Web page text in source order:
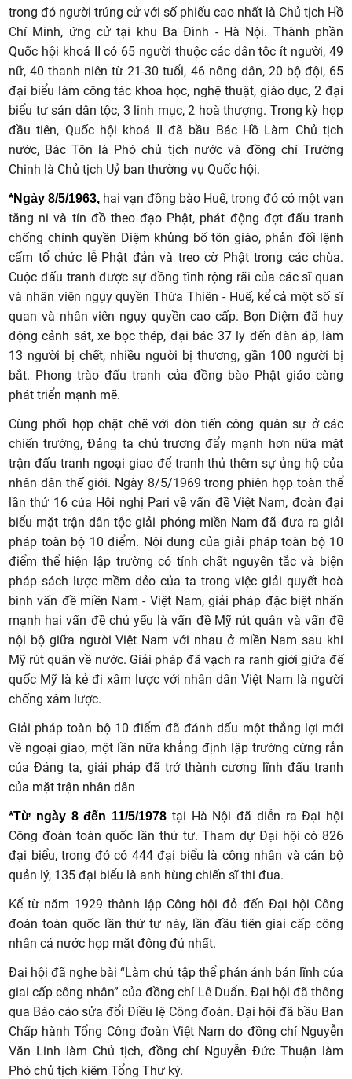
trong đó người trúng cử với số phiếu cao nhất là Chủ tịch Hồ
Chí Minh, ứng cử tại khu Ba Đình - Hà Nội. Thành phần
Quốc hội khoá II có 65 người thuộc các dân tộc ít người, 49
nữ, 40 thanh niên từ 21-30 tuổi, 46 nông dân, 20 bộ đội, 65
đại biểu làm công tác khoa học, nghệ thuật, giáo dục, 2 đại
biểu tư sản dân tộc, 3 linh mục, 2 hoà thượng. Trong kỳ họp
đầu tiên, Quốc hội khoá II đã bầu Bác Hồ Làm Chủ tịch
nước, Bác Tôn là Phó chủ tịch nước và đồng chí Trường
Chinh là Chủ tịch Uỷ ban thường vụ Quốc hội.
*Ngày 8/5/1963, hai vạn đồng bào Huế, trong đó có một vạn
tăng ni và tín đồ theo đạo Phật, phát động đợt đấu tranh
chống chính quyền Diệm khủng bố tôn giáo, phản đối lệnh
cấm tổ chức lễ Phật đản và treo cờ Phật trong các chùa.
Cuộc đấu tranh được sự đồng tình rộng rãi của các sĩ quan
và nhân viên ngụy quyền Thừa Thiên - Huế, kể cả một số sĩ
quan và nhân viên ngụy quyền cao cấp. Bọn Diệm đã huy
động cảnh sát, xe bọc thép, đại bác 37 ly đến đàn áp, làm
13 người bị chết, nhiều người bị thương, gần 100 người bị
bắt. Phong trào đấu tranh của đồng bào Phật giáo càng
phát triển mạnh mẽ.
Cùng phối hợp chặt chẽ với đòn tiến công quân sự ở các
chiến trường, Đảng ta chủ trương đẩy mạnh hơn nữa mặt
trận đấu tranh ngoại giao để tranh thủ thêm sự ủng hộ của
nhân dân thế giới. Ngày 8/5/1969 trong phiên họp toàn thể
lần thứ 16 của Hội nghị Pari về vấn đề Việt Nam, đoàn đại
biểu mặt trận dân tộc giải phóng miền Nam đã đưa ra giải
pháp toàn bộ 10 điểm. Nội dung của giải pháp toàn bộ 10
điểm thể hiện lập trường có tính chất nguyên tắc và biện
pháp sách lược mềm dẻo của ta trong việc giải quyết hoà
bình vấn đề miền Nam - Việt Nam, giải pháp đặc biệt nhấn
mạnh hai vấn đề chủ yếu là vấn đề Mỹ rút quân và vấn đề
nội bộ giữa người Việt Nam với nhau ở miền Nam sau khi
Mỹ rút quân về nước. Giải pháp đã vạch ra ranh giới giữa đế
quốc Mỹ là kẻ đi xâm lược với nhân dân Việt Nam là người
chống xâm lược.
Giải pháp toàn bộ 10 điểm đã đánh dấu một thắng lợi mới
về ngoại giao, một lần nữa khẳng định lập trường cứng rắn
của Đảng ta, giải pháp đã trở thành cương lĩnh đấu tranh
của mặt trận nhân dân
*Từ ngày 8 đến 11/5/1978 tại Hà Nội đã diễn ra Đại hội
Công đoàn toàn quốc lần thứ tư. Tham dự Đại hội có 826
đại biểu, trong đó có 444 đại biểu là công nhân và cán bộ
quản lý, 135 đại biểu là anh hùng chiến sĩ thi đua.
Kể từ năm 1929 thành lập Công hội đỏ đến Đại hội Công
đoàn toàn quốc lần thứ tư này, lần đầu tiên giai cấp công
nhân cả nước họp mặt đông đủ nhất.
Đại hội đã nghe bài “Làm chủ tập thể phản ánh bản lĩnh của
giai cấp công nhân” của đồng chí Lê Duẩn. Đại hội đã thông
qua Báo cáo sửa đổi Điều lệ Công đoàn. Đại hội đã bầu Ban
Chấp hành Tổng Công đoàn Việt Nam do đồng chí Nguyễn
Văn Linh làm Chủ tịch, đồng chí Nguyễn Đức Thuận làm
Phó chủ tịch kiêm Tổng Thư ký.